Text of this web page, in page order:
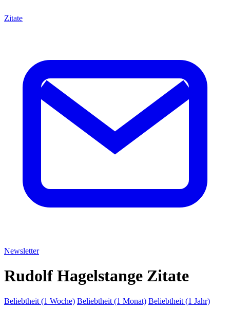
Zitate
Newsletter
Rudolf Hagelstange Zitate
Beliebtheit (1 Woche) Beliebtheit (1 Monat) Beliebtheit (1 Jahr)